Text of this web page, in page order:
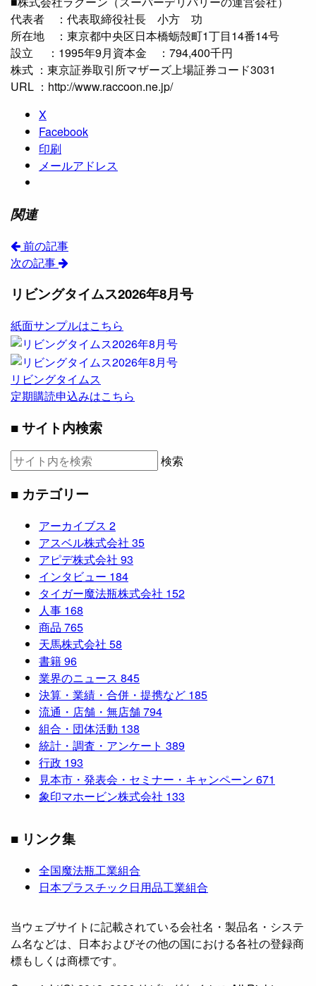
代表者 ：代表取締役社長 小方 功
所在地 ：東京都中央区日本橋蛎殻町1丁目14番14号
設立 ：1995年9月資本金 ：794,400千円
株式 ：東京証券取引所マザーズ上場証券コード3031
URL ：http://www.raccoon.ne.jp/
X
Facebook
印刷
メールアドレス
関連
前の記事
次の記事
リビングタイムス2026年8月号
紙面サンプルはこちら
リビングタイムス
定期購読申込みはこちら
■ サイト内検索
検索
■ カテゴリー
アーカイブス 2
アスベル株式会社 35
アピデ株式会社 93
インタビュー 184
タイガー魔法瓶株式会社 152
人事 168
商品 765
天馬株式会社 58
書籍96
業界のニュース 845
決算・業績・合併・提携など 185
流通・店舗・無店舗794
組合・団体活動 138
統計・調査・アンケート 389
行政 193
見本市・発表会・セミナー・キャンペーン 671
象印マホービン株式会社 133
■ リンク集
全国魔法瓶工業組合
日本プラスチック日用品工業組合
当ウェブサイトに記載されている会社名・製品名・システ
ム名などは、日本およびその他の国における各社の登録商
標もしくは商標です。